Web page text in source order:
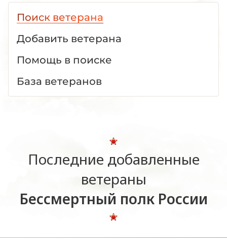
Поиск ветерана
Добавить ветерана
Помощь в поиске
База ветеранов
Последние добавленные
ветераны
Бессмертный полк России